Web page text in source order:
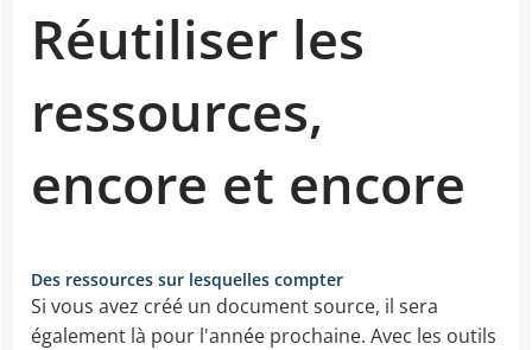
Réutiliser les
ressources,
encore et encore
Des ressources sur lesquelles compter
Si vous avez créé un document source, il sera
également là pour l'année prochaine. Avec les outils